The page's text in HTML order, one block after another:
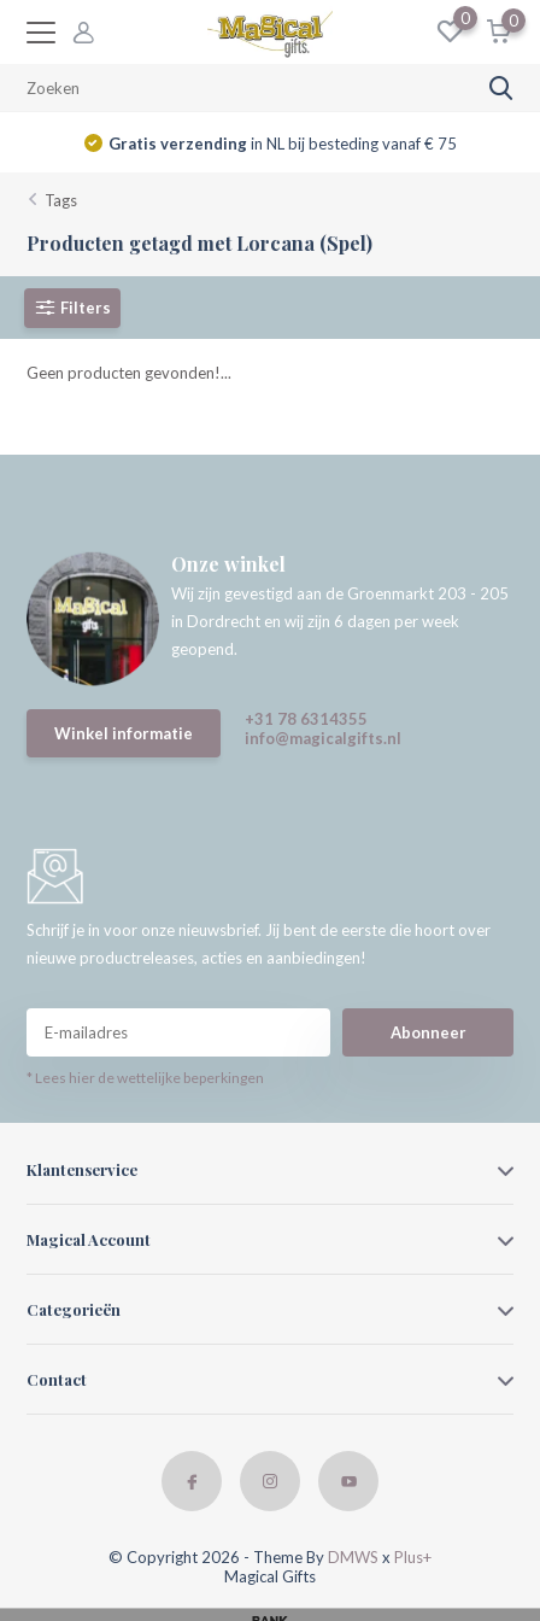
0 0
Gratis verzendingin NL bij besteding vanaf € 75
Tags
Producten getagd met Lorcana (Spel)
Filters
Geen producten gevonden!...
Onze winkel
Wij zijn gevestigd aan de Groenmarkt 203 - 205
in Dordrecht en wij zijn 6 dagen per week
geopend.
Winkel informatie
+31 78 6314355
info@magicalgifts.nl
Schrijf je in voor onze nieuwsbrief. Jij bent de eerste die hoort over
nieuwe productreleases, acties en aanbiedingen!
Abonneer
* Lees hier de wettelijke beperkingen
Klantenservice
Magical Account
Categorieën
Contact
© Copyright 2026 - Theme By DMWS x Plus+
Magical Gifts